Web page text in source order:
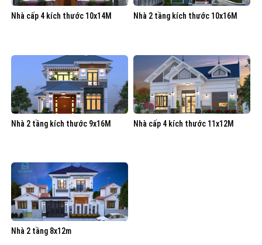
Nhà cấp 4 kích thước 10x14M Nhà 2 tầng kích thước 10x16M
Nhà 2 tầng kích thước 9x16M Nhà cấp 4 kích thước 11x12M
Nhà 2 tầng 8x12m